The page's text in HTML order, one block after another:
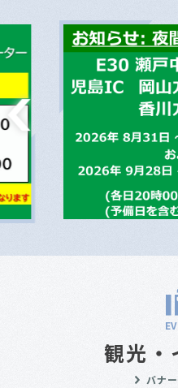
観光・
バナ